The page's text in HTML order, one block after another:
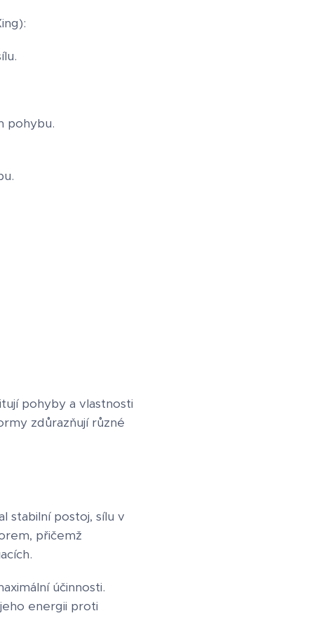
pohybu.
pohyby a vlastnosti
zdůrazňují různé
stabilní postoj, sílu v
přičemž
účinnosti.
energii proti